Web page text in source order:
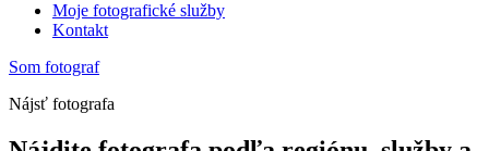
Moje fotografické služby
Kontakt
Som fotograf
Nájsť fotografa